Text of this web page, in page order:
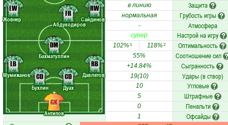
Антипов
Мумижанов
Бухлин
Дуах
Давлятов
Жовнер
Бахматуллин
Абдукодиров
Сайдинов
GK
LB
CD
CD
RB
LW
DM
FR
RW в линию Защита
нормальная Грубость игры
- Атмосфера
супер Настрой на игру
102%1 118%2 Оптимальность
55% Соотношение сил
+14.84% Сыгранность
19(10) Удары (в створ)
10 Угловые
5 Штрафные
0 Пенальти
1 Офсайды